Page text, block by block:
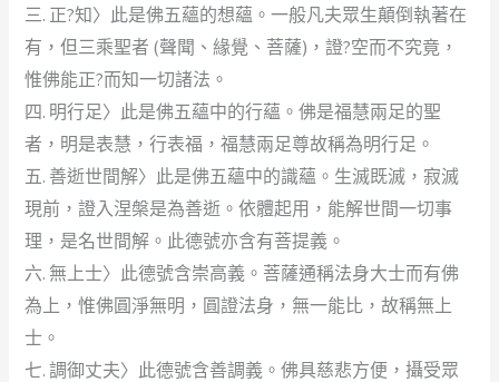
三. 正?知〉此是佛五蘊的想蘊。一般凡夫眾生顛倒執著在
有，但三乘聖者 (聲聞、緣覺、菩薩)，證?空而不究竟，
惟佛能正?而知一切諸法。
四. 明行足〉此是佛五蘊中的行蘊。佛是福慧兩足的聖
者，明是表慧，行表福，福慧兩足尊故稱為明行足。
五. 善逝世間解〉此是佛五蘊中的識蘊。生滅既滅，寂滅
現前，證入涅槃是為善逝。依體起用，能解世間一切事
理，是名世間解。此德號亦含有菩提義。
六. 無上士〉此德號含崇高義。菩薩通稱法身大士而有佛
為上，惟佛圓淨無明，圓證法身，無一能比，故稱無上
士。
七. 調御丈夫〉此德號含善調義。佛具慈悲方便，攝受眾